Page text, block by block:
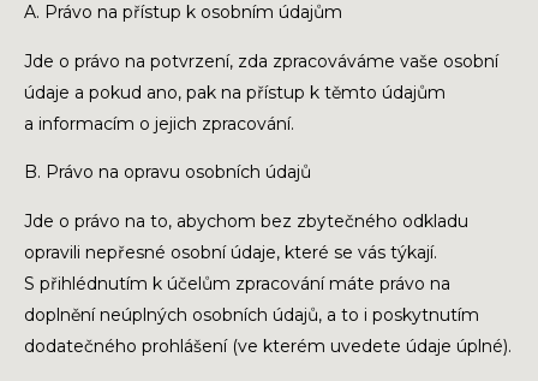
A. Právo na přístup k osobním údajům
Jde o právo na potvrzení, zda zpracováváme vaše osobní
údaje a pokud ano, pak na přístup k těmto údajům
a informacím o jejich zpracování.
B. Právo na opravu osobních údajů
Jde o právo na to, abychom bez zbytečného odkladu
opravili nepřesné osobní údaje, které se vás týkají.
S přihlédnutím k účelům zpracování máte právo na
doplnění neúplných osobních údajů, a to i poskytnutím
dodatečného prohlášení (ve kterém uvedete údaje úplné).